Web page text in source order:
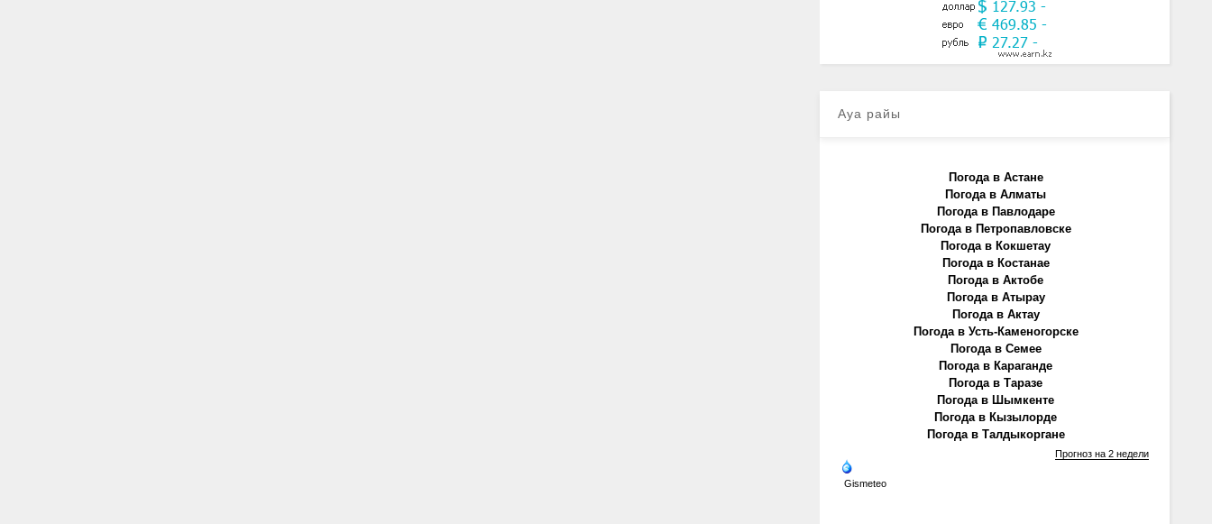
Ауа райы
Погода в Астане
Погода в Алматы
Погода в Павлодаре
Погода в Петропавловске
Погода в Кокшетау
Погода в Костанае
Погода в Актобе
Погода в Атырау
Погода в Актау
Погода в Усть-Каменогорске
Погода в Семее
Погода в Караганде
Погода в Таразе
Погода в Шымкенте
Погода в Кызылорде
Погода в Талдыкоргане
Gismeteo
Прогноз на 2 недели